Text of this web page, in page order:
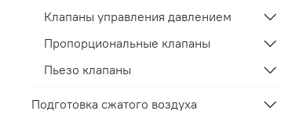
Клапаны управления давлением
Пропорциональные клапаны
Пьезо клапаны
Подготовка сжатого воздуха